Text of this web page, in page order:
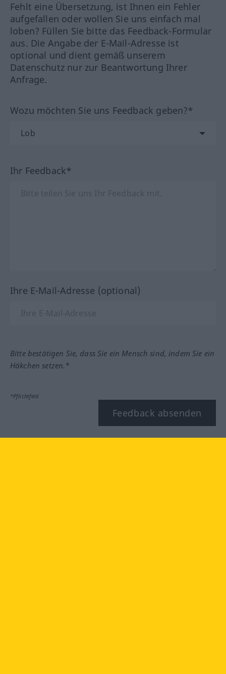
Fehlt eine Übersetzung, ist Ihnen ein Fehler
aufgefallen oder wollen Sie uns einfach mal
loben? Füllen Sie bitte das Feedback-Formular
aus. Die Angabe der E-Mail-Adresse ist
optional und dient gemäß unserem
Datenschutz nur zur Beantwortung Ihrer
Anfrage.
Wozu möchten Sie uns Feedback geben?*
Ihr Feedback*
Ihre E-Mail-Adresse (optional)
Bitte bestätigen Sie, dass Sie ein Mensch sind, indem Sie ein
Häkchen setzen.*
*Pflichtfeld
Feedback absenden